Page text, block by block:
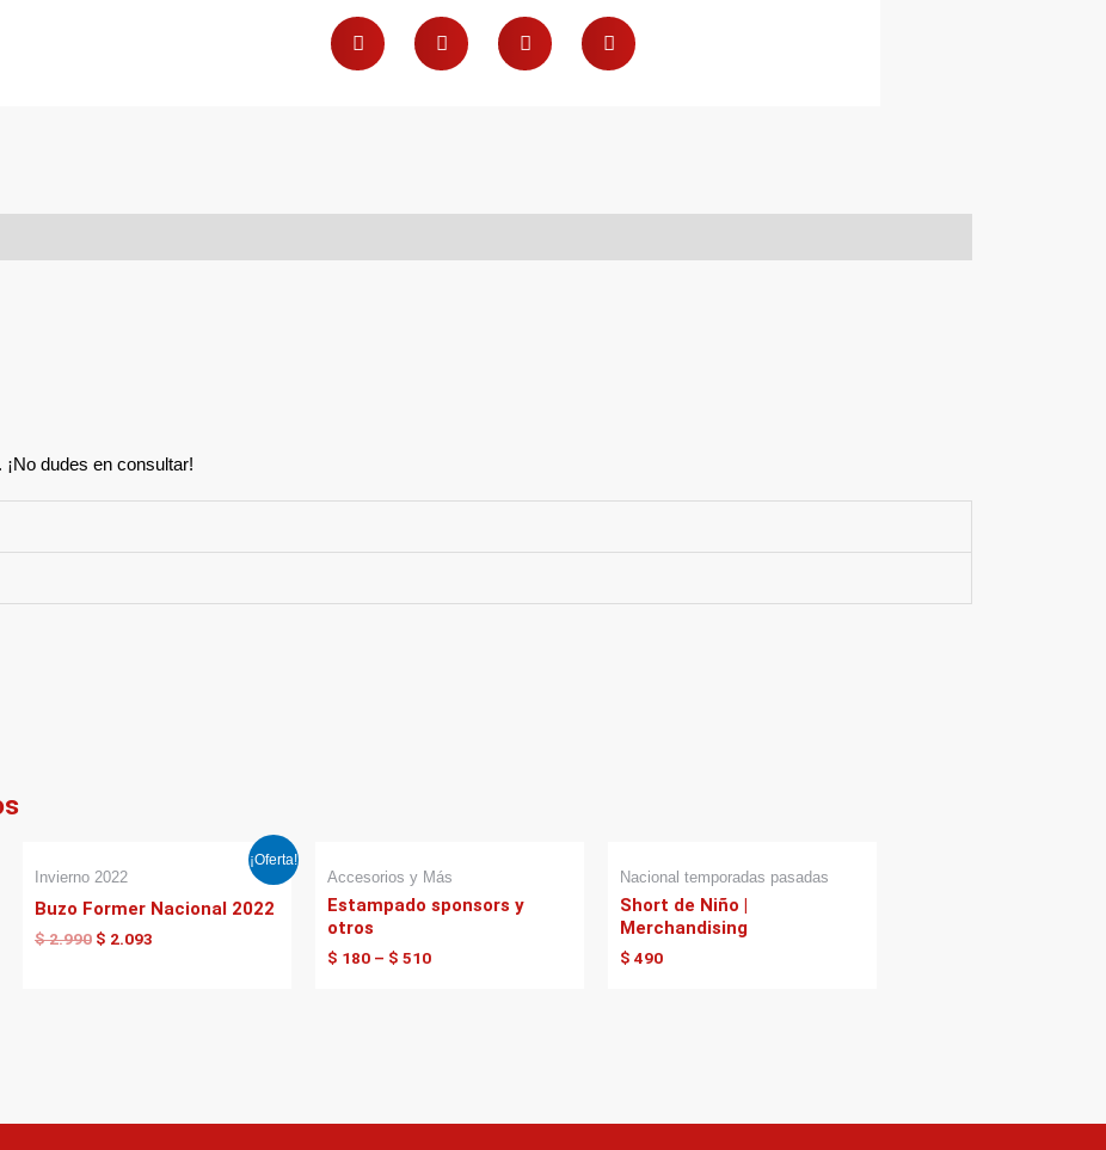
dudes en consultar!
¡Oferta!
Invierno 2022
Buzo Former Nacional 2022
$2.990
precio
era:
$ 2.990.
$ 2.093
es:
Accesorios y Más
Estampado sponsors y
otros
$ 180 – $ 510
Nacional temporadas pasadas
Short de Niño |
Merchandising
$ 490